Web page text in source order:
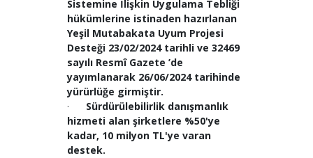
Sistemine İlişkin Uygulama Tebliği
hükümlerine istinaden hazırlanan
Yeşil Mutabakata Uyum Projesi
Desteği 23/02/2024 tarihli ve 32469
sayılı Resmî Gazete ’de
yayımlanarak 26/06/2024 tarihinde
yürürlüğe girmiştir.
· Sürdürülebilirlik danışmanlık
hizmeti alan şirketlere %50'ye
kadar, 10 milyon TL'ye varan
destek.